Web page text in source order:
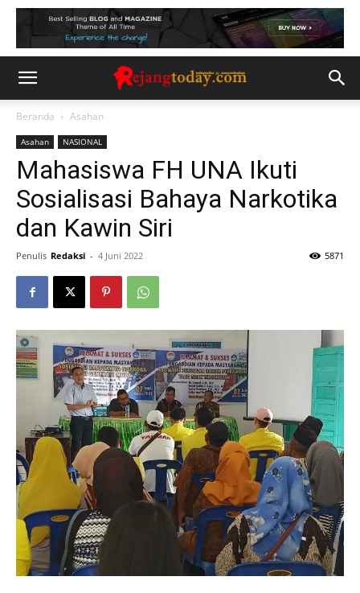
Beranda Asahan
Asahan NASIONAL
Mahasiswa FH UNA Ikuti
Sosialisasi Bahaya Narkotika
dan Kawin Siri
Penulis Redaksi - 4 Juni 2022 5871